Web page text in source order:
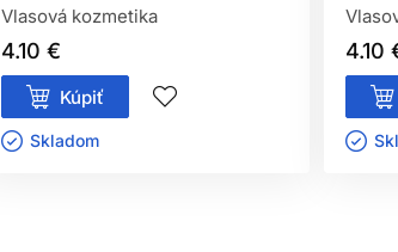
Vlasová kozmetika
4.10 €
Kúpiť
Skladom ㅤ
4.10